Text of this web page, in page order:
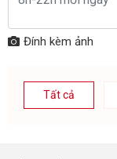
Đính kèm ảnh
Tất cả